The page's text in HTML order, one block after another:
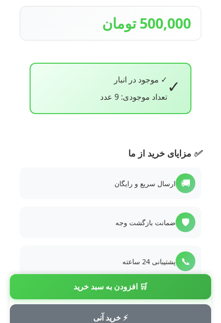
500,000 تومان
✓ ✓ موجود در انبار
تعداد موجودی: 9 عدد
🛒 افزودن به سبد خرید
⚡ خرید آنی
✅ مزایای خرید از ما
🚚 ارسال سریع و رایگان
🛡️ ضمانت بازگشت وجه
📞 پشتیبانی 24 ساعته
💳 پرداخت امن